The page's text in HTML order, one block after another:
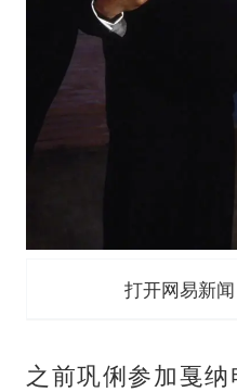
打开网易新
之前巩俐参加戛